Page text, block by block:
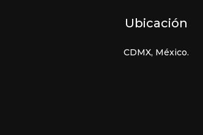
Ubicación
CDMX, México.